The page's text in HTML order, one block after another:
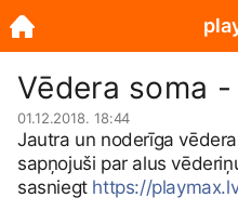
Vēdera soma
01.12.2018. 18:44
Jautra un noderīga
sapņojuši par alus
sasniegt https://